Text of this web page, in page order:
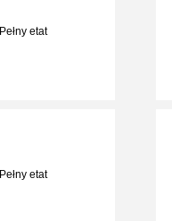
Pełny etat
Pełny etat